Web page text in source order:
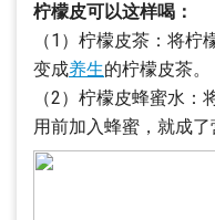
柠檬皮可以这样喝：
（1）柠檬皮茶：将
变成养生的柠檬皮茶。
（2）柠檬皮蜂蜜水
用前加入蜂蜜，就成了